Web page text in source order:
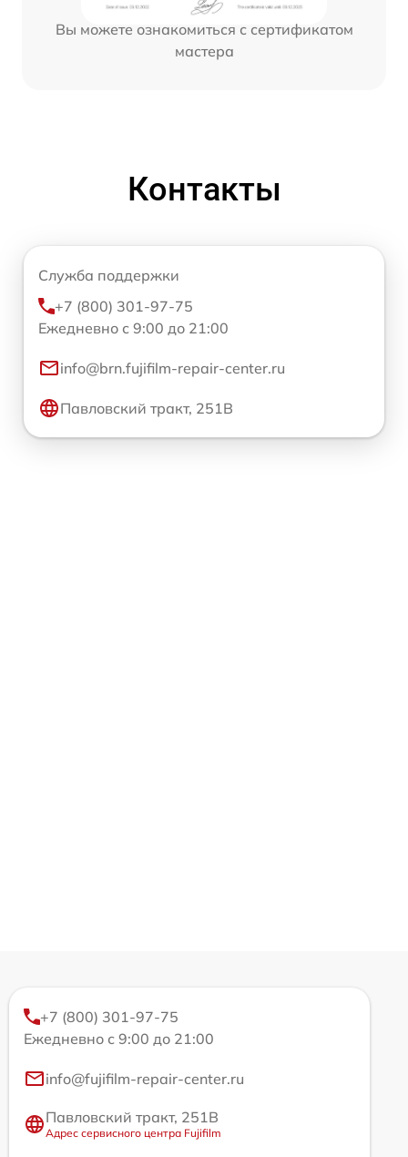
Вы можете ознакомиться с сертификатом
мастера
Контакты
Служба поддержки
+7 (800) 301-97-75
Ежедневно с 9:00 до 21:00
info@brn.fujifilm-repair-center.ru
Павловский тракт, 251В
+7 (800) 301-97-75
Ежедневно с 9:00 до 21:00
info@fujifilm-repair-center.ru
Павловский тракт, 251В
Адрес сервисного центра Fujifilm